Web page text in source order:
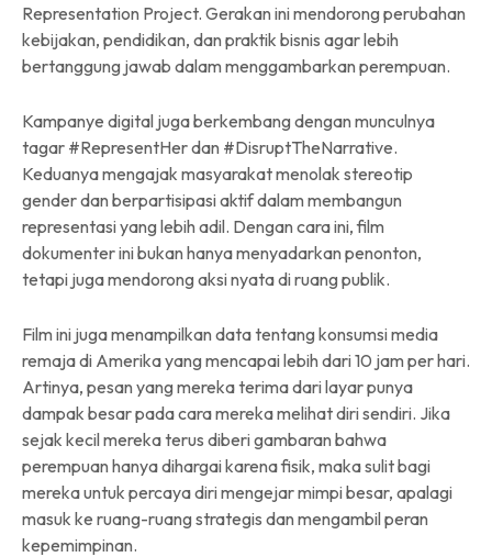
Representation Project. Gerakan ini mendorong perubahan
kebijakan, pendidikan, dan praktik bisnis agar lebih
bertanggung jawab dalam menggambarkan perempuan.
Kampanye digital juga berkembang dengan munculnya
tagar #RepresentHer dan #DisruptTheNarrative.
Keduanya mengajak masyarakat menolak stereotip
gender dan berpartisipasi aktif dalam membangun
representasi yang lebih adil. Dengan cara ini, film
dokumenter ini bukan hanya menyadarkan penonton,
tetapi juga mendorong aksi nyata di ruang publik.
Film ini juga menampilkan data tentang konsumsi media
remaja di Amerika yang mencapai lebih dari 10 jam per hari.
Artinya, pesan yang mereka terima dari layar punya
dampak besar pada cara mereka melihat diri sendiri. Jika
sejak kecil mereka terus diberi gambaran bahwa
perempuan hanya dihargai karena fisik, maka sulit bagi
mereka untuk percaya diri mengejar mimpi besar, apalagi
masuk ke ruang-ruang strategis dan mengambil peran
kepemimpinan.